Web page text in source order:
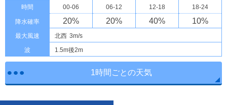
時間 00-06 06-12 12-18 18-24
降水確率 20% 20% 40% 10%
最大風速 北西 3m/s
波
1.5m後2m
1時間ごとの天気